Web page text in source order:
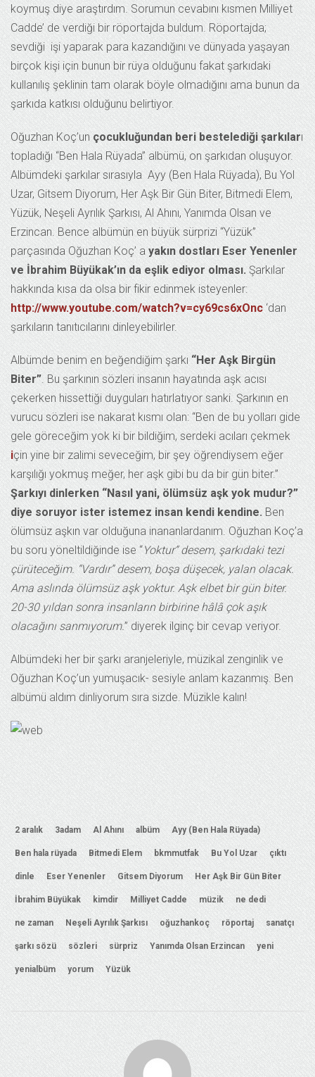
koymuş diye araştırdım. Sorumun cevabını kısmen Milliyet
Cadde’ de verdiği bir röportajda buldum. Röportajda;
sevdiği işi yaparak para kazandığını ve dünyada yaşayan
birçok kişi için bunun bir rüya olduğunu fakat şarkıdaki
kullanılış şeklinin tam olarak böyle olmadığını ama bunun da
şarkıda katkısı olduğunu belirtiyor.
Oğuzhan Koç’un çocukluğundan beri bestelediği şarkıları
topladığı “Ben Hala Rüyada” albümü, on şarkıdan oluşuyor.
Albümdeki şarkılar sırasıyla Ayy (Ben Hala Rüyada), Bu Yol
Uzar, Gitsem Diyorum, Her Aşk Bir Gün Biter, Bitmedi Elem,
Yüzük, Neşeli Ayrılık Şarkısı, Al Ahını, Yanımda Olsan ve
Erzincan. Bence albümün en büyük sürprizi “Yüzük”
parçasında Oğuzhan Koç’ a yakın dostları Eser Yenenler
ve İbrahim Büyükak’ın da eşlik ediyor olması.Şarkılar
hakkında kısa da olsa bir fikir edinmek isteyenler:
http://www.youtube.com/watch?v=cy69cs6xOnc ‘dan
şarkıların tanıtıcılarını dinleyebilirler.
Albümde benim en beğendiğim şarkı“Her Aşk Birgün
Biter”. Bu şarkının sözleri insanın hayatında aşk acısı
çekerken hissettiği duyguları hatırlatıyor sanki. Şarkının en
vurucu sözleri ise nakarat kısmı olan: “Ben de bu yolları gide
gele göreceğim yok ki bir bildiğim, serdeki acıları çekmek
için yine bir zalimi seveceğim, bir şey öğrendiysem eğer
karşılığı yokmuş meğer, her aşk gibi bu da bir gün biter.”
Şarkıyı dinlerken “Nasıl yani, ölümsüz aşk yok mudur?”
diye soruyor ister istemez insan kendi kendine. Ben
ölümsüz aşkın var olduğuna inananlardanım. Oğuzhan Koç’a
bu soru yöneltildiğinde ise “Yoktur” desem, şarkıdaki tezi
çürüteceğim. “Vardır” desem, boşa düşecek, yalan olacak.
Ama aslında ölümsüz aşk yoktur. Aşk elbet bir gün biter.
20-30 yıldan sonra insanların birbirine hâlâ çok aşık
olacağını sanmıyorum.” diyerek ilginç bir cevap veriyor.
Albümdeki her bir şarkı aranjeleriyle, müzikal zenginlik ve
Oğuzhan Koç’un yumuşacık- sesiyle anlam kazanmış. Ben
albümü aldım dinliyorum sıra sizde. Müzikle kalın!
2 aralık 3adam Al Ahını albüm Ayy (Ben Hala Rüyada)
Ben hala rüyada Bitmedi Elem bkmmutfak Bu Yol Uzar çıktı
dinle Eser Yenenler Gitsem Diyorum Her Aşk Bir Gün Biter
İbrahim Büyükak kimdir Milliyet Cadde müzik ne dedi
ne zaman Neşeli Ayrılık Şarkısı oğuzhankoç röportaj sanatçı
şarkı sözü sözleri sürpriz Yanımda Olsan Erzincan yeni
yenialbüm yorum Yüzük